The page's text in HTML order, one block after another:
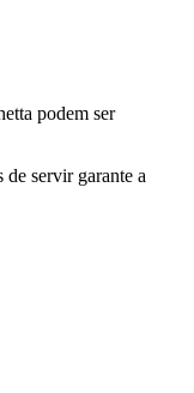
podem ser
de servir garante a